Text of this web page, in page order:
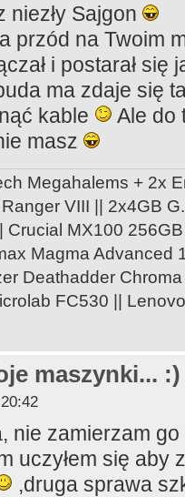
niezły Sajgon
przód na Twoim
i postarał się
ma zdaje się
kable
Ale do
masz
Megahalems + 2x
VIII || 2x4GB
Crucial MX100
Magma Advanced
Deathadder
FC530 ||
maszynki... :)
nie zamierzam
uczyłem się aby
,druga sprawa